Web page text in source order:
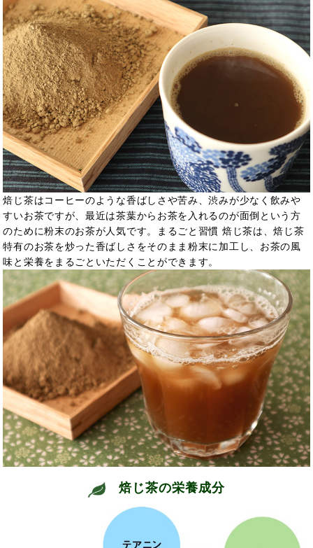
焙じ茶はコーヒーのような香ばしさや苦み、渋みが少なく飲みや
すいお茶ですが、最近は茶葉からお茶を入れるのが面倒という方
のために粉末のお茶が人気です。まるごと習慣 焙じ茶は、焙じ茶
特有のお茶を炒った香ばしさをそのまま粉末に加工し、お茶の風
味と栄養をまるごといただくことができます。
焙じ茶の栄養成分